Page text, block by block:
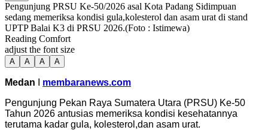
Pengunjung PRSU Ke-50/2026 asal Kota Padang Sidimpuan
sedang memeriksa kondisi gula,kolesterol dan asam urat di stand
UPTP Balai K3 di PRSU 2026.(Foto : Istimewa)
Reading Comfort
adjust the font size
A A A A
Medan
membaranews.com
Pengunjung Pekan Raya Sumatera Utara (PRSU) Ke-50
Tahun 2026 antusias memeriksa kondisi kesehatannya
terutama kadar gula, kolesterol,dan asam urat.